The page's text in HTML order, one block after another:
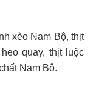
xèo Nam Bộ, thịt
quay, thịt luộc
Nam Bộ.